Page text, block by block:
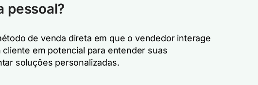
pessoal?
de venda direta em que o vendedor interage
em potencial para entender suas
soluções personalizadas.